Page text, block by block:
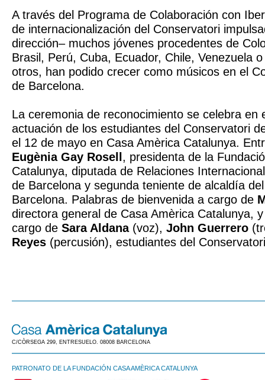
A través del Programa de Colaboración con
de internacionalización del Conservatori
dirección– muchos jóvenes procedentes de
Brasil, Perú, Cuba, Ecuador, Chile, Venezuela
otros, han podido crecer como músicos en el
de Barcelona.
La ceremonia de reconocimiento se celebra en
actuación de los estudiantes del Conservatori
el 12 de mayo en Casa Amèrica Catalunya.
Eugènia Gay Rosell , presidenta de la
Catalunya, diputada de Relaciones
de Barcelona y segunda teniente de alcaldía
Barcelona. Palabras de bienvenida a cargo de
directora general de Casa Amèrica Catalunya,
cargo de Sara Aldana(voz), John Guerrero
Reyes (percusión), estudiantes del
C/CÒRSEGA 299, ENTRESUELO. 08008 BARCELONA
PATRONATO DE LA FUNDACIÓN CASA AMÈRICA CATALUNYA